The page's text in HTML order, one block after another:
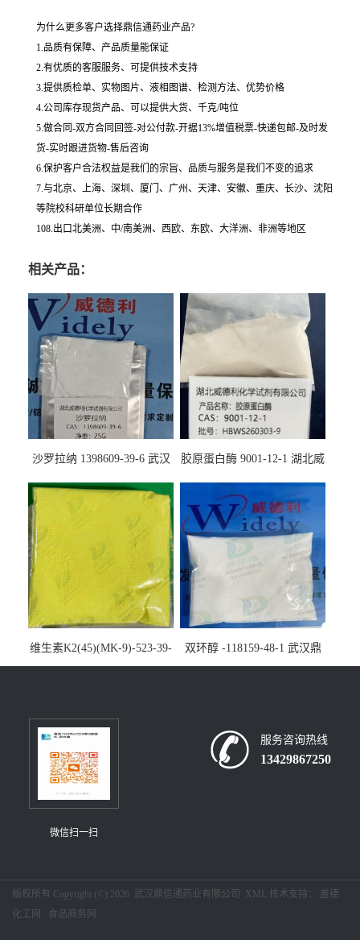
为什么更多客户选择鼎信通药业产品?
1.品质有保障、产品质量能保证
2.有优质的客服服务、可提供技术支持
3.提供质检单、实物图片、液相图谱、检测方法、优势价格
4.公司库存现货产品、可以提供大货、千克/吨位
5.做合同-双方合同回签-对公付款-开据13%增值税票-快递包邮-及时发
货-实时跟进货物-售后咨询
6.保护客户合法权益是我们的宗旨、品质与服务是我们不变的追求
7.与北京、上海、深圳、厦门、广州、天津、安徽、重庆、长沙、沈阳
等院校科研单位长期合作
108.出口北美洲、中/南美洲、西欧、东欧、大洋洲、非洲等地区
相关产品：
沙罗拉纳 1398609-39-6 武汉
胶原蛋白酶 9001-12-1 湖北威
维生素K2(45)(MK-9)-523-39-
7-武汉鼎信通药业大量现货供
双环醇 -118159-48-1 武汉鼎
信通药业大量现货供应
微信扫一扫
服务咨询热线
13429867250
版权所有 Copyright (©) 2026 武汉鼎信通药业有限公司 XML 技术支持： 盖德
化工网
食品商务网